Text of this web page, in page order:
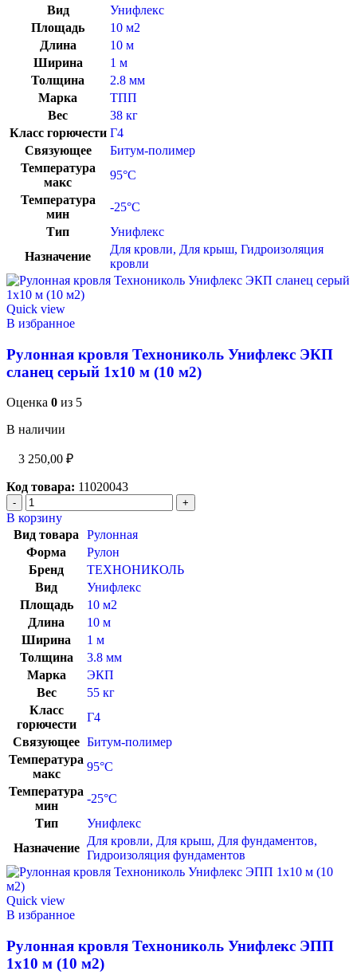
Вид
Унифлекс
Площадь
10 м2
Длина
10 м
Ширина
1 м
Толщина
2.8 мм
Марка
ТПП
Вес
38 кг
Класс горючести Г4
Связующее
Битум-полимер
Температура
макс
95°C
Температура
мин
-25°C
Тип
Унифлекс
Назначение
Для кровли, Для крыш, Гидроизоляция
кровли
Quick view
В избранное
Рулонная кровля Технониколь Унифлекс ЭКП
сланец серый 1х10 м (10 м2)
Оценка 0 из 5
В наличии
3 250,00 ₽
Код товара: 11020043
В корзину
Вид товара
Рулонная
Форма
Рулон
Бренд
ТЕХНОНИКОЛЬ
Вид
Унифлекс
Площадь
10 м2
Длина
10 м
Ширина
1 м
Толщина
3.8 мм
Марка
ЭКП
Вес
55 кг
Класс
горючести
Г4
Связующее Битум-полимер
Температура
макс
95°C
Температура
мин
-25°C
Тип
Унифлекс
Назначение
Для кровли, Для крыш, Для фундаментов,
Гидроизоляция фундаментов
Quick view
В избранное
Рулонная кровля Технониколь Унифлекс ЭПП
1х10 м (10 м2)